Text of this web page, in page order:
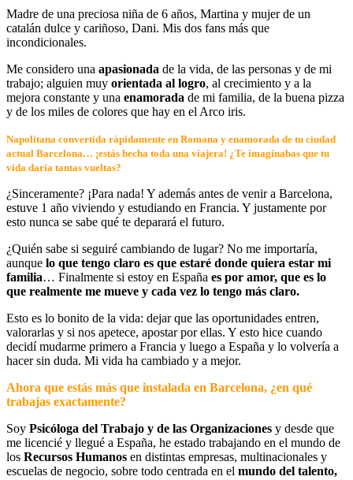
Madre de una preciosa niña de 6 años, Martina y mujer de un
catalán dulce y cariñoso, Dani. Mis dos fans más que
incondicionales.
Me considero una apasionada de la vida, de las personas y de mi
trabajo; alguien muy orientada al logro, al crecimiento y a la
mejora constante y una enamorada de mi familia, de la buena pizza
y de los miles de colores que hay en el Arco iris.
Napolitana convertida rápidamente en Romana y enamorada de tu ciudad
actual Barcelona… ¡estás hecha toda una viajera! ¿Te imaginabas que tu
vida daría tantas vueltas?
¿Sinceramente? ¡Para nada! Y además antes de venir a Barcelona,
estuve 1 año viviendo y estudiando en Francia. Y justamente por
esto nunca se sabe qué te deparará el futuro.
¿Quién sabe si seguiré cambiando de lugar? No me importaría,
aunque lo que tengo claro es que estaré donde quiera estar mi
familia… Finalmente si estoy en España es por amor, que es lo
que realmente me mueve y cada vez lo tengo más claro.
Esto es lo bonito de la vida: dejar que las oportunidades entren,
valorarlas y si nos apetece, apostar por ellas. Y esto hice cuando
decidí mudarme primero a Francia y luego a España y lo volvería a
hacer sin duda. Mi vida ha cambiado y a mejor.
Ahora que estás más que instalada en Barcelona, ¿en qué
trabajas exactamente?
Soy Psicóloga del Trabajo y de las Organizaciones y desde que
me licencié y llegué a España, he estado trabajando en el mundo de
los Recursos Humanos en distintas empresas, multinacionales y
escuelas de negocio, sobre todo centrada en el mundo del talento,